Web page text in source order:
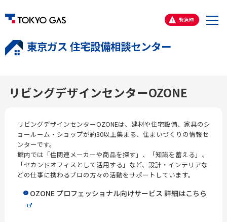
緊急時
メ
東京ガス 住宅設備相談センター
リビングデザインセンターOZONE
リビングデザインセンターOZONEは、建材や住宅設備、家具のシ
ョールーム・ショップが約30以上集まる、住まいづくりの情報セ
ンターです。
館内では「住関連メーカーや商品を探す」、「知識を蓄える」、
「セカンドオフィスとして活用する」など、設計・インテリアな
どの仕事に携わるプロの方々の活動をサポートしています。
OZONE プロフェッショナル向けサービス 詳細はこちら